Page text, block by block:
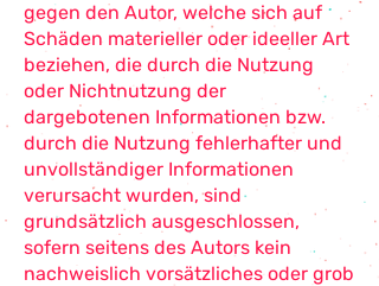
gegen den Autor, welche sich auf
Schäden materieller oder ideeller Art
beziehen, die durch die Nutzung
oder Nichtnutzung der
dargebotenen Informationen bzw.
durch die Nutzung fehlerhafter und
unvollständiger Informationen
verursacht wurden, sind
grundsätzlich ausgeschlossen,
sofern seitens des Autors kein
nachweislich vorsätzliches oder grob